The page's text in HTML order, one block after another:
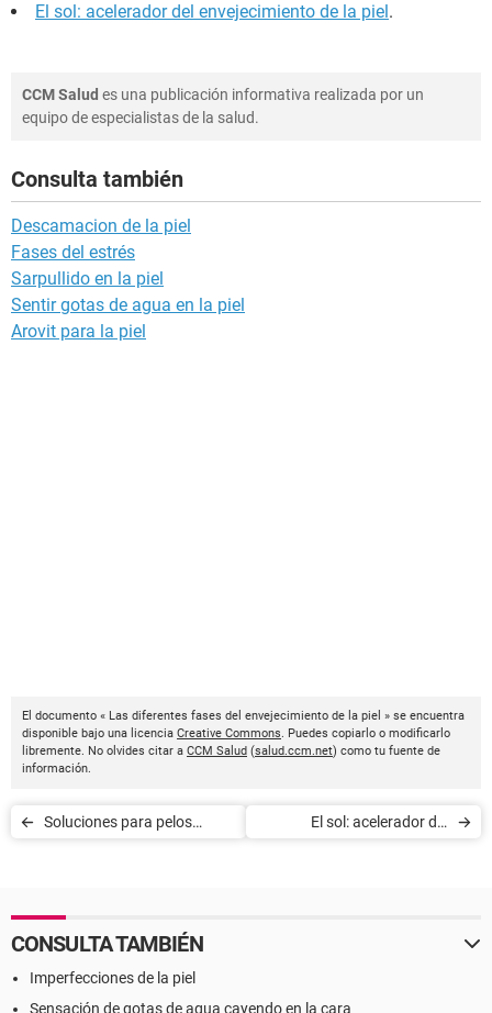
El sol: acelerador del envejecimiento de la piel .
CCM Salud es una publicación informativa realizada por un
equipo de especialistas de la salud.
Consulta también
Descamacion de la piel
Fases del estrés
Sarpullido en la piel
Sentir gotas de agua en la piel
Arovit para la piel
El documento « Las diferentes fases del envejecimiento de la piel » se encuentra
disponible bajo una licencia Creative Commons. Puedes copiarlo o modificarlo
libremente. No olvides citar a CCM Salud (salud.ccm.net) como tu fuente de
información.
Soluciones para pelos
El sol: acelerador del
CONSULTA TAMBIÉN
Imperfecciones de la piel
Sensación de gotas de agua cayendo en la cara